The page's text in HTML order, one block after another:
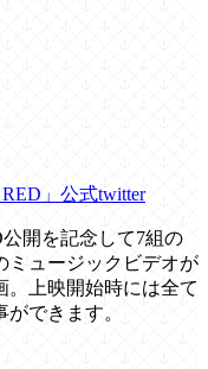
」公式twitter
開を記念して7組の
ミュージックビデオが
。上映開始時には全て
できます。